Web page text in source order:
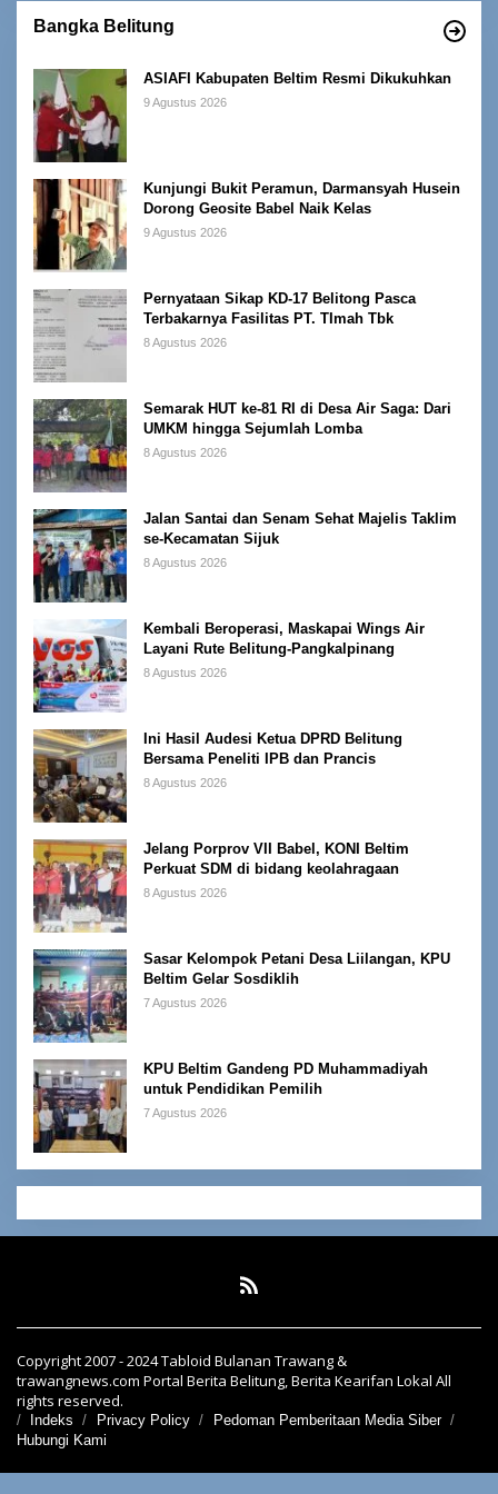
Bangka Belitung
ASIAFI Kabupaten Beltim Resmi Dikukuhkan
9 Agustus 2026
Kunjungi Bukit Peramun, Darmansyah Husein
Dorong Geosite Babel Naik Kelas
9 Agustus 2026
Pernyataan Sikap KD-17 Belitong Pasca
Terbakarnya Fasilitas PT. TImah Tbk
8 Agustus 2026
Semarak HUT ke-81 RI di Desa Air Saga: Dari
UMKM hingga Sejumlah Lomba
8 Agustus 2026
Jalan Santai dan Senam Sehat Majelis Taklim
se-Kecamatan Sijuk
8 Agustus 2026
Kembali Beroperasi, Maskapai Wings Air
Layani Rute Belitung-Pangkalpinang
8 Agustus 2026
Ini Hasil Audesi Ketua DPRD Belitung
Bersama Peneliti IPB dan Prancis
8 Agustus 2026
Jelang Porprov VII Babel, KONI Beltim
Perkuat SDM di bidang keolahragaan
8 Agustus 2026
Sasar Kelompok Petani Desa Liilangan, KPU
Beltim Gelar Sosdiklih
7 Agustus 2026
KPU Beltim Gandeng PD Muhammadiyah
untuk Pendidikan Pemilih
7 Agustus 2026
Copyright 2007 - 2024 Tabloid Bulanan Trawang &
trawangnews.com Portal Berita Belitung, Berita Kearifan Lokal All
rights reserved.
Indeks Privacy Policy
Pedoman Pemberitaan Media Siber
Hubungi Kami